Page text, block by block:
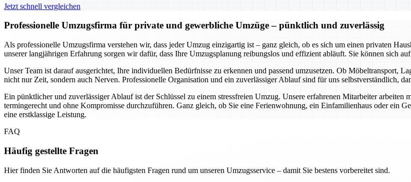
Jetzt schnell vergleichen
Professionelle Umzugsfirma für private und gewerbliche Umzüge – pünktlich und zuverlässig
Als professionelle Umzugsfirma verstehen wir, dass jeder Umzug einzigartig ist – ganz gleich, ob es sich um einen privaten
unserer langjährigen Erfahrung sorgen wir dafür, dass Ihre Umzugsplanung reibungslos und effizient abläuft. Sie können sich
Unser Team ist darauf ausgerichtet, Ihre individuellen Bedürfnisse zu erkennen und passend umzusetzen. Ob Möbeltransport,
nicht nur Zeit, sondern auch Nerven. Professionelle Organisation und ein zuverlässiger Ablauf sind für uns selbstverständlich,
Ein pünktlicher und zuverlässiger Ablauf ist der Schlüssel zu einem stressfreien Umzug. Unsere erfahrenen Mitarbeiter arbeiten
termingerecht und ohne Kompromisse durchzuführen. Ganz gleich, ob Sie eine Ferienwohnung, ein Einfamilienhaus oder ein
eine erstklassige Leistung.
FAQ
Häufig gestellte Fragen
Hier finden Sie Antworten auf die häufigsten Fragen rund um unseren Umzugsservice – damit Sie bestens vorbereitet sind.